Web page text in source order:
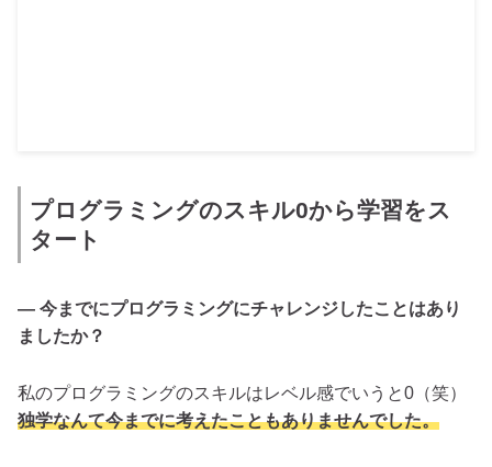
プログラミングのスキル0から学習をス
タート
— 今までにプログラミングにチャレンジしたことはあり
ましたか？
私のプログラミングのスキルはレベル感でいうと0（笑）
独学なんて今までに考えたこともありませんでした。